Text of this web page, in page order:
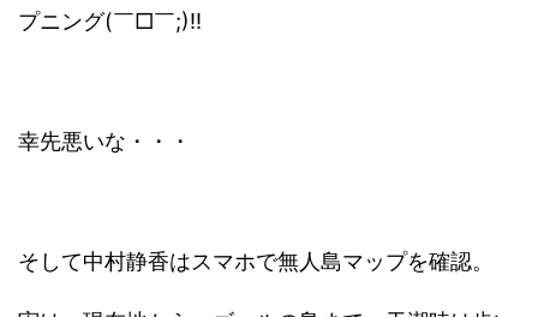
プニング(￣□￣;)!!
幸先悪いな・・・
そして中村静香はスマホで無人島マップを確認。